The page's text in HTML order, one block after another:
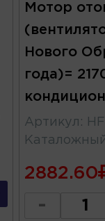
Мотор
Нового
года)=
Артикул :
2882.60
-